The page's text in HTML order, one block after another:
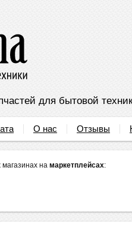
для бытовой
О нас Отзывы
на маркетплейсах: